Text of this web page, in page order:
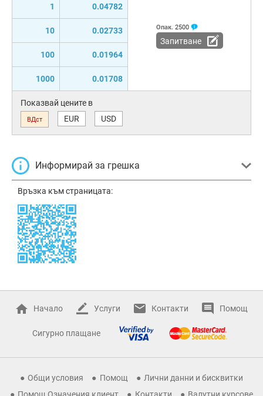
1 0.04782
10 0.02733
100 0.01964
1000 0.01708
Опак. 2500
Запитване
Показвай цените в
ВДст EUR USD
Информирай за грешка
Връзка към страницата:
Начало Услуги Контакти Помощ
Сигурно плащане
Общи условия Помощ
Лични данни и бисквитки